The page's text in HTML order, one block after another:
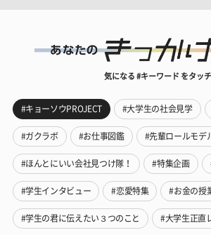
気になる #キーワード をタッチ
#キョーソウPROJECT #大学生の社会見学
#ガクラボ #お仕事図鑑 #先輩ロールモデ
#ほんとにいい会社見つけ隊！ #特集企画
#学生インタビュー #恋愛特集 #お金の授
#学生の君に伝えたい３つのこと #大学生正直